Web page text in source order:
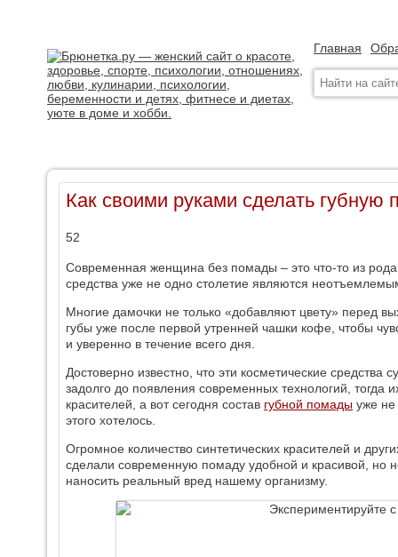
Главная
Как своими руками сделать губную
52
Современная женщина без помады – это что-то из рода
средства уже не одно столетие являются
Многие дамочки не только «добавляют цвету» перед
губы уже после первой утренней чашки кофе, чтобы
и уверенно в течение всего дня.
Достоверно известно, что эти косметические
задолго до появления современных технологий, тогда
красителей, а вот сегодня состав губной помады уже не
этого хотелось.
Огромное количество синтетических красителей и
сделали современную помаду удобной и красивой, но
наносить реальный вред нашему организму.